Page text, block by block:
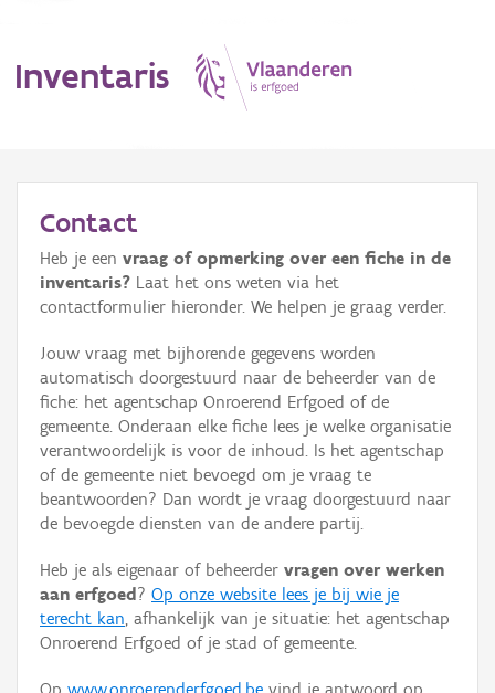
Inventaris
Erfgoedobject
Aanduidingsobject
Waarneming
Thema
Gebeurtenis
Persoon of collectief
Hergebruik
Aanmelden
Contact
Heb je een vraag of opmerking over een fiche in de
inventaris? Laat het ons weten via het
contactformulier hieronder. We helpen je graag verder.
Jouw vraag met bijhorende gegevens worden
automatisch doorgestuurd naar de beheerder van de
fiche: het agentschap Onroerend Erfgoed of de
gemeente. Onderaan elke fiche lees je welke organisatie
verantwoordelijk is voor de inhoud. Is het agentschap
of de gemeente niet bevoegd om je vraag te
beantwoorden? Dan wordt je vraag doorgestuurd naar
de bevoegde diensten van de andere partij.
Heb je als eigenaar of beheerder vragen over werken
aan erfgoed ? Op onze website lees je bij wie je
terecht kan, afhankelijk van je situatie: het agentschap
Onroerend Erfgoed of je stad of gemeente.